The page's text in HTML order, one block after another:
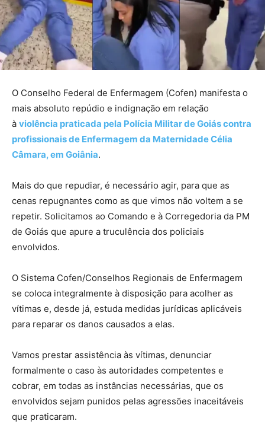
O Conselho Federal de Enfermagem (Cofen) manifesta o
mais absoluto repúdio e indignação em relação
à violência praticada pela Polícia Militar de Goiás contra
profissionais de Enfermagem da Maternidade Célia
Câmara, em Goiânia.
Mais do que repudiar, é necessário agir, para que as
cenas repugnantes como as que vimos não voltem a se
repetir. Solicitamos ao Comando e à Corregedoria da PM
de Goiás que apure a truculência dos policiais
envolvidos.
O Sistema Cofen/Conselhos Regionais de Enfermagem
se coloca integralmente à disposição para acolher as
vítimas e, desde já, estuda medidas jurídicas aplicáveis
para reparar os danos causados a elas.
Vamos prestar assistência às vítimas, denunciar
formalmente o caso às autoridades competentes e
cobrar, em todas as instâncias necessárias, que os
envolvidos sejam punidos pelas agressões inaceitáveis
que praticaram.